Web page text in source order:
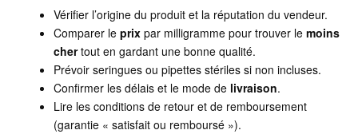
Vérifier l’origine du produit et la réputation du vendeur.
Comparer le prixpar milligramme pour trouver le moins
chertout en gardant une bonne qualité.
Prévoir seringues ou pipettes stériles si non incluses.
Confirmer les délais et le mode de livraison.
Lire les conditions de retour et de remboursement
(garantie « satisfait ou remboursé »).